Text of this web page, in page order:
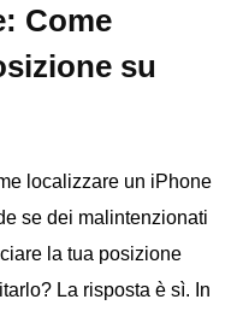
Come
su
localizzare un iPhone
se dei malintenzionati
la tua posizione
La risposta è sì. In